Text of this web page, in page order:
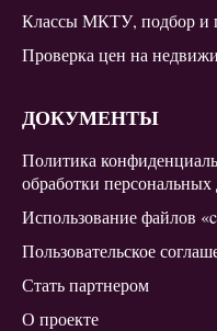
Классы МКТУ, подбор и
Проверка цен на
ДОКУМЕНТЫ
Политика
обработки
Использование файлов
Пользовательское
Стать партнером
О проекте